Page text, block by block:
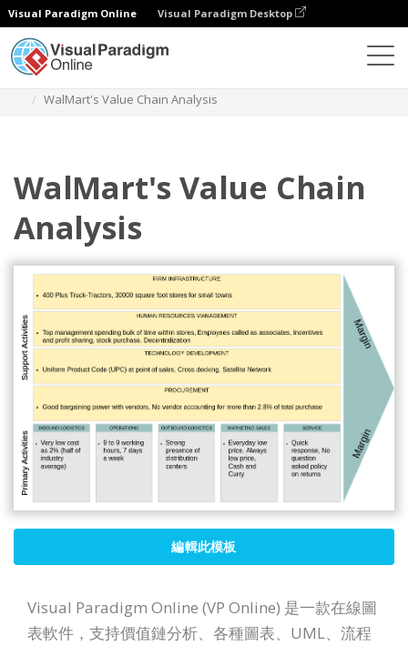
Visual Paradigm Online Visual Paradigm Desktop
WalMart's Value Chain Analysis
WalMart's Value Chain
Analysis
編輯此模板
Visual Paradigm Online (VP Online) 是一款在線圖
表軟件，支持價值鏈分析、各種圖表、UML、流程